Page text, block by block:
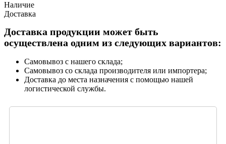
Наличие
Доставка
Доставка продукции может быть
осуществлена одним из следующих вариантов:
Самовывоз с нашего склада;
Самовывоз со склада производителя или импортера;
Доставка до места назначения с помощью нашей
логистической службы.